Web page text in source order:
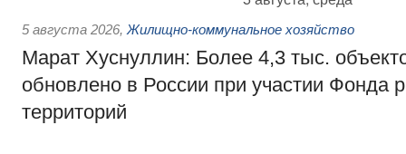
5 августа 2026, Жилищно-коммунальное хозяйство
Марат Хуснуллин: Более 4,3 тыс.
обновлено в России при участии Фонда
территорий